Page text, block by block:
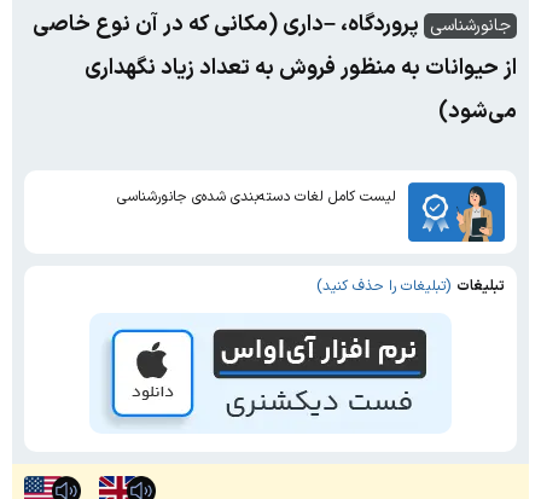
جانورشناسی پروردگاه، –داری (مکانی که در آن نوع خاصی
از حیوانات به منظور فروش به تعداد زیاد نگهداری
می‌شود)
لیست کامل لغات دسته‌بندی شده‌ی جانورشناسی
تبلیغات (تبلیغات را حذف کنید)